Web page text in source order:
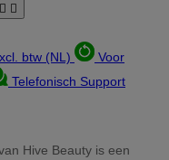
 
btw (NL)
Voor
Telefonisch Support
Hive Beauty is een